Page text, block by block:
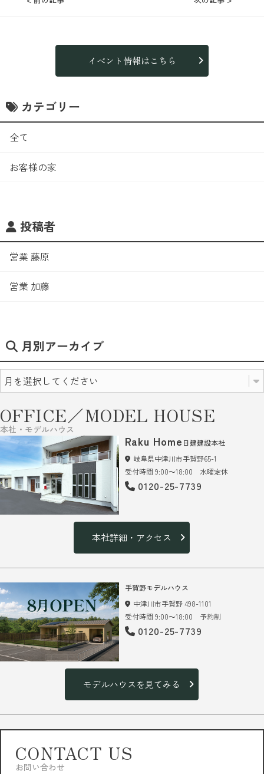
イベント情報はこちら
カテゴリー
全て
お客様の家
投稿者
営業 藤原
営業 加藤
月別アーカイブ
OFFICE／MODEL HOUSE
本社・モデルハウス
Raku Home 日建建設本社
岐阜県中津川市手賀野65-1
受付時間 9:00～18:00 水曜定休
0120-25-7739
本社詳細・アクセス
手賀野モデルハウス
中津川市手賀野 498-1101
受付時間 9:00～18:00 予約制
0120-25-7739
モデルハウスを見てみる
CONTACT US
お問い合わせ